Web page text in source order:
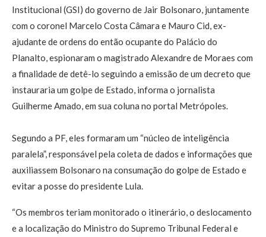
Institucional (GSI) do governo de Jair Bolsonaro, juntamente
com o coronel Marcelo Costa Câmara e Mauro Cid, ex-
ajudante de ordens do então ocupante do Palácio do
Planalto, espionaram o magistrado Alexandre de Moraes com
a finalidade de detê-lo seguindo a emissão de um decreto que
instauraria um golpe de Estado, informa o jornalista
Guilherme Amado, em sua coluna no portal Metrópoles.
Segundo a PF, eles formaram um “núcleo de inteligência
paralela”, responsável pela coleta de dados e informações que
auxiliassem Bolsonaro na consumação do golpe de Estado e
evitar a posse do presidente Lula.
“Os membros teriam monitorado o itinerário, o deslocamento
e a localização do Ministro do Supremo Tribunal Federal e